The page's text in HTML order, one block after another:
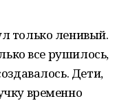
только ленивый.
все рушилось,
Дети,
временно